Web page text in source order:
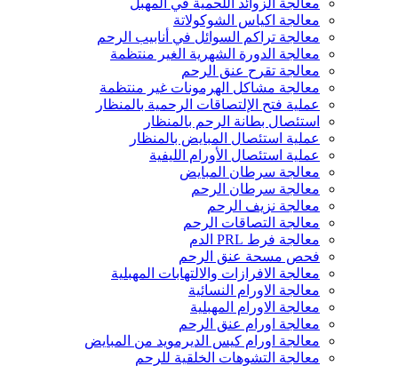
معالجة الزوائد اللحمية في المهبل
معالجة اكياس الشوكولاتة
معالجة تراكم السوائل في أنابيب الرحم
معالجة الدورة الشهرية الغير منتظمة
معالجة تقرح عنق الرحم
معالجة مشاكل الهرمونات غير منتظمة
عملية فتح الإلتصاقات الرحمية بالمنظار
استئصال بطانة الرحم بالمنظار
عملية استئصال المبايض بالمنظار
عملية استئصال الأورام الليفية
معالجة سرطان المبايض
معالجة سرطان الرحم
معالجة نزيف الرحم
معالجة التصاقات الرحم
معالجة فرط PRL الدم
فحص مسحة عنق الرحم
معالجة الافرازات والالتهابات المهبلية
معالجة الاورام النسائية
معالجة الاورام المهبلية
معالجة اورام عنق الرحم
معالجة اورام كيس الديرمويد من المبايض
معالجة التشوهات الخلقية للرحم